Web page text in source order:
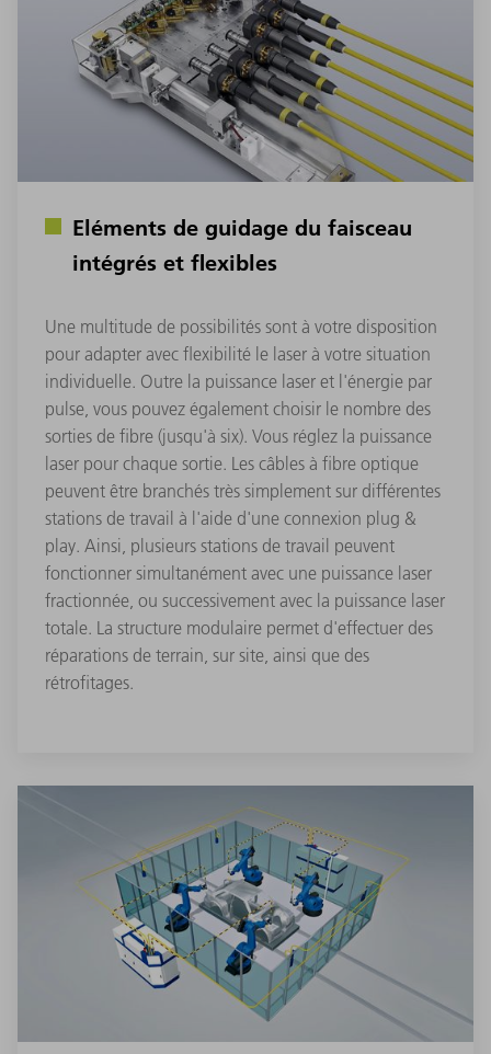
Eléments de guidage du faisceau
intégrés et flexibles
Une multitude de possibilités sont à votre disposition
pour adapter avec flexibilité le laser à votre situation
individuelle. Outre la puissance laser et l'énergie par
pulse, vous pouvez également choisir le nombre des
sorties de fibre (jusqu'à six). Vous réglez la puissance
laser pour chaque sortie. Les câbles à fibre optique
peuvent être branchés très simplement sur différentes
stations de travail à l'aide d'une connexion plug &
play. Ainsi, plusieurs stations de travail peuvent
fonctionner simultanément avec une puissance laser
fractionnée, ou successivement avec la puissance laser
totale. La structure modulaire permet d'effectuer des
réparations de terrain, sur site, ainsi que des
rétrofitages.